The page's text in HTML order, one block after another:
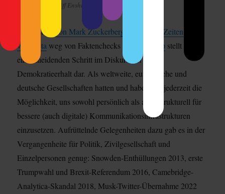
Berlin den Begriff Enshitification.
Die gestern von Mark Zuckerberg
Zeitenwende
von Meta weg von Faktenchecks hin zu Trump stellt einen
einschneidenden Schritt im Diskurs um den
Demokratieerhalt dar. Als weltweite, europäische und
deutsche Gesellschaften hatten und haben wir jederzeit die
Möglichkeit, uns sowohl persönlich als auch strukturell für
bessere (auch digitale) Kommunikationsinfrastrukturen
einzusetzen. Aufrüttelnde Gelegenheiten dazu gab es in der
Vergangenheite für Politik, Zivilgesellschaft und
Einzelpersonen genug: Snowden-Enthüllungen 2013, erste
Trumpwahl und Brexit-Referendum 2016, Camebridge-
Analytica-Skandal 2018, Musk-Twitter-Übernahme 2022